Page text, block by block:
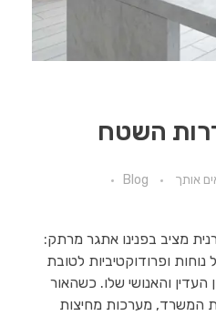
השטח
Blog
מציב בפנינו אתגר מרתק:
ופרודוקטיביות לטובת
העדין והאנושי שלו. כשהאור
המשרד, מערכות מחיצות